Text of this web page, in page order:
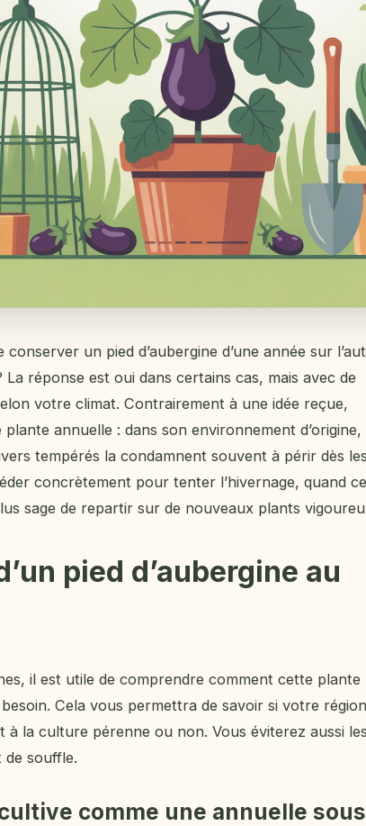
un pied d’aubergine d’une année sur
réponse est oui dans certains cas, mais avec de
votre climat. Contrairement à une idée reçue,
annuelle : dans son environnement d’origine,
tempérés la condamnent souvent à périr dès les
concrètement pour tenter l’hivernage, quand
sage de repartir sur de nouveaux plants
pied d’aubergine au
il est utile de comprendre comment cette plante
Cela vous permettra de savoir si votre
la culture pérenne ou non. Vous éviterez aussi les
souffle.
comme une annuelle sous